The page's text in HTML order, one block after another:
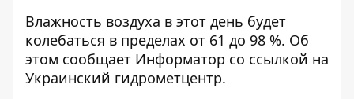
Влажность воздуха в этот день будет
колебаться в пределах от 61 до 98 %. Об
этом сообщает Информатор со ссылкой на
Украинский гидрометцентр.